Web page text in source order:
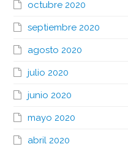
octubre 2020
septiembre 2020
agosto 2020
julio 2020
junio 2020
mayo 2020
abril 2020